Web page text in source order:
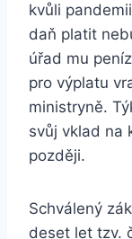
kvůli
daň platit
úřad mu
pro výplatu
ministryně.
svůj vklad na
později.
Schválený
deset let tzv.